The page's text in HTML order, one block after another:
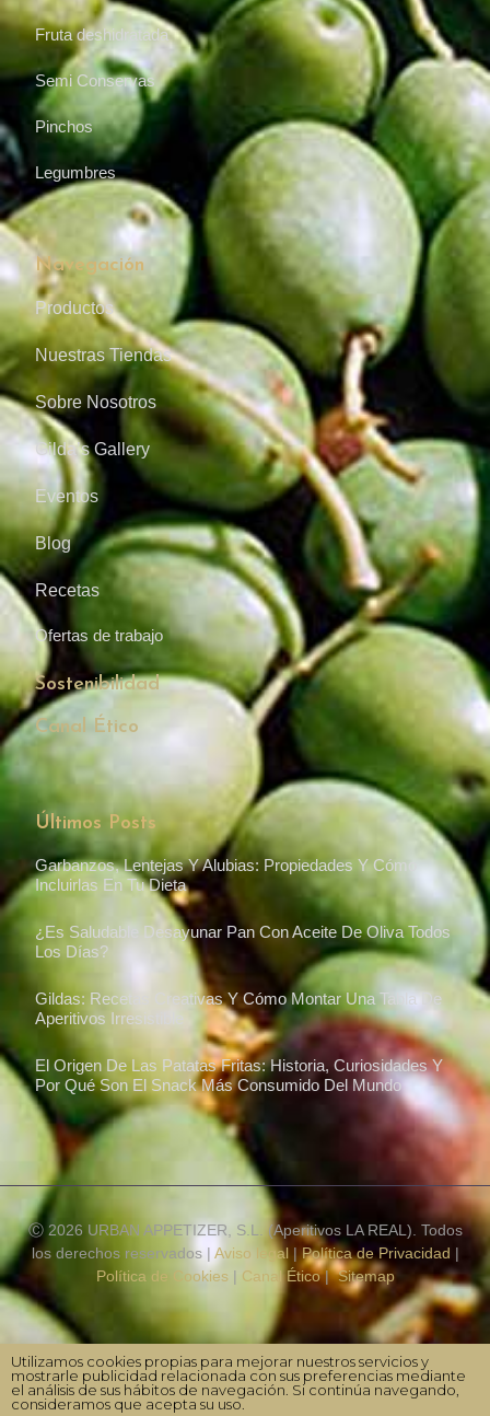
Fruta deshidratada
Semi Conservas
Pinchos
Legumbres
Navegación
Productos
Nuestras Tiendas
Sobre Nosotros
Gilda’s Gallery
Eventos
Blog
Recetas
Ofertas de trabajo
Sostenibilidad
Canal Ético
Últimos Posts
Garbanzos, Lentejas Y Alubias: Propiedades Y Cómo
Incluirlas En Tu Dieta
¿Es Saludable Desayunar Pan Con Aceite De Oliva Todos
Los Días?
Gildas: Recetas Creativas Y Cómo Montar Una Tabla De
Aperitivos Irresistible
El Origen De Las Patatas Fritas: Historia, Curiosidades Y
Por Qué Son El Snack Más Consumido Del Mundo
Ⓒ 2026 URBAN APPETIZER, S.L. (Aperitivos LA REAL). Todos
los derechos reservados | Aviso legal|Política de Privacidad |
Política de Cookies | Canal Ético|Sitemap
Utilizamos cookies propias para mejorar nuestros servicios y
mostrarle publicidad relacionada con sus preferencias mediante
el análisis de sus hábitos de navegación. Si continúa navegando,
consideramos que acepta su uso.